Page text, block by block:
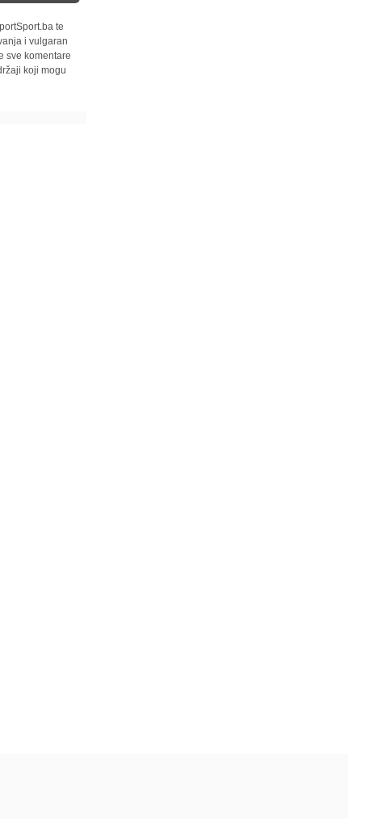
te
i vulgaran
sve komentare
koji mogu